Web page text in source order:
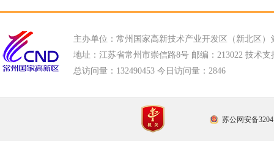
主办单位：常州国家高新技术产业开发区（新北区）
地址：江苏省常州市崇信路8号 邮编：213022 技术支
总访问量： 132490453 今日访问量： 2846
苏公网安备